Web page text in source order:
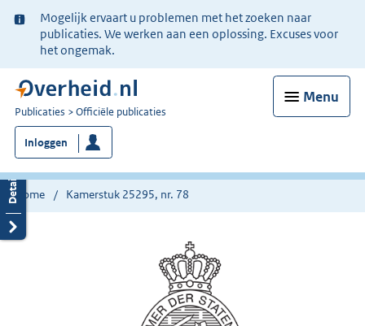
Ter
informatie:
Mogelijk ervaart u problemen met het zoeken naar
publicaties. We werken aan een oplossing. Excuses voor
het ongemak.
Menu
U
bent
nu
hier:
Publicaties Officiële publicaties
Inloggen
Home Kamerstuk 25295, nr. 78